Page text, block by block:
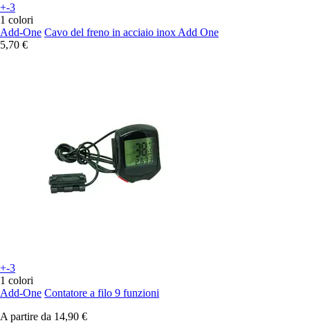
+-3
1 colori
Add-One Cavo del freno in acciaio inox Add One
5,70 €
+-3
1 colori
Add-One Contatore a filo 9 funzioni
A partire da 14,90 €